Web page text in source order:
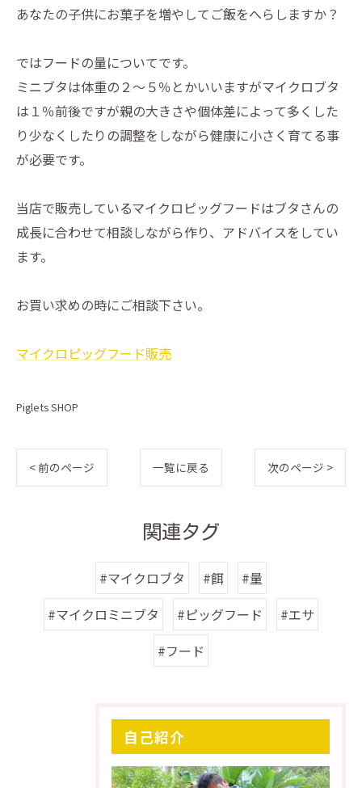
あなたの子供にお菓子を増やしてご飯をへらしますか？
ではフードの量についてです。
ミニブタは体重の２～５％とかいいますがマイクロブタ
は１％前後ですが親の大きさや個体差によって多くした
り少なくしたりの調整をしながら健康に小さく育てる事
が必要です。
当店で販売しているマイクロピッグフードはブタさんの
成長に合わせて相談しながら作り、アドバイスをしてい
ます。
お買い求めの時にご相談下さい。
マイクロピッグフード販売
Piglets SHOP
< 前のページ 一覧に戻る 次のページ >
関連タグ
#マイクロブタ #餌
#量
#マイクロミニブタ
#ピッグフード
#エサ
#フード
自己紹介